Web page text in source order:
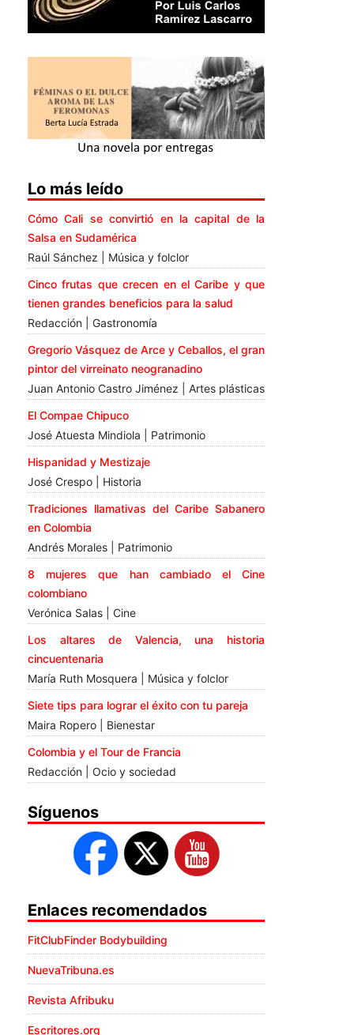
Lo más leído
Cómo Cali se convirtió en la capital de la
Salsa en Sudamérica
Raúl Sánchez | Música y folclor
Cinco frutas que crecen en el Caribe y que
tienen grandes beneficios para la salud
Redacción | Gastronomía
Gregorio Vásquez de Arce y Ceballos, el gran
pintor del virreinato neogranadino
Juan Antonio Castro Jiménez | Artes plásticas
El Compae Chipuco
José Atuesta Mindiola | Patrimonio
Hispanidad y Mestizaje
José Crespo | Historia
Tradiciones llamativas del Caribe Sabanero
en Colombia
Andrés Morales | Patrimonio
8 mujeres que han cambiado el Cine
colombiano
Verónica Salas | Cine
Los altares de Valencia, una historia
cincuentenaria
María Ruth Mosquera | Música y folclor
Siete tips para lograr el éxito con tu pareja
Maira Ropero | Bienestar
Colombia y el Tour de Francia
Redacción | Ocio y sociedad
Síguenos
Enlaces recomendados
FitClubFinder Bodybuilding
NuevaTribuna.es
Revista Afribuku
Escritores.org